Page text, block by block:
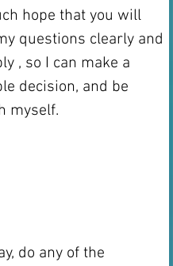
hope that you will
questions clearly and
, so I can make a
decision, and be
myself.
do any of the